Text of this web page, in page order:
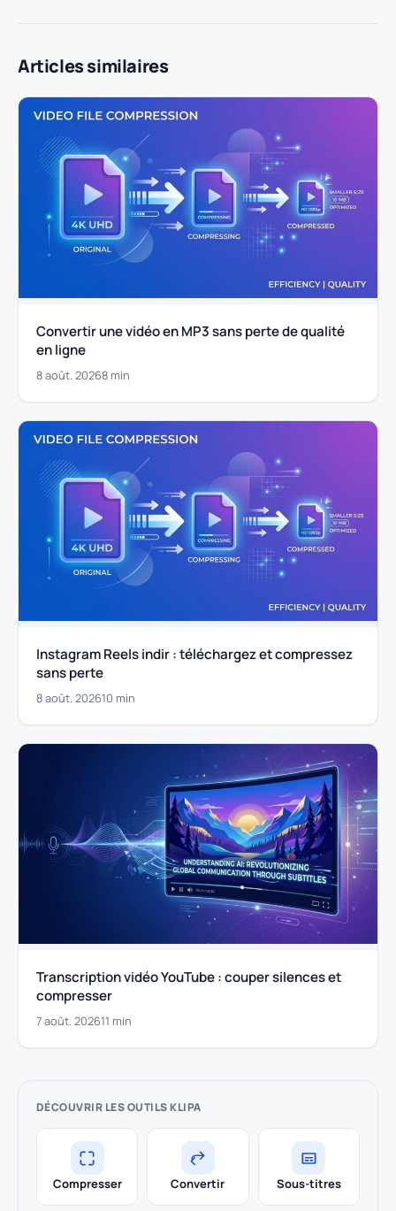
Articles similaires
Convertir une vidéo en MP3 sans perte de qualité
en ligne
8 août. 20268 min
Instagram Reels indir : téléchargez et compressez
sans perte
8 août. 202610 min
Transcription vidéo YouTube : couper silences et
compresser
7 août. 202611 min
DÉCOUVRIR LES OUTILS KLIPA
Compresser Convertir Sous-titres